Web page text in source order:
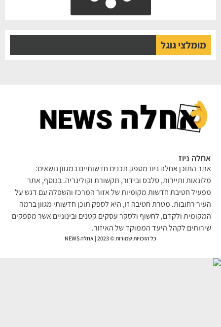
מומלצי גוגל
ניוז
התוכן אחלה ניוז מספק תכנים חדשותיים במגוון נושאים:
ותיירות, סלבס ובידור, תקשורת וקולינריה. בנוסף, אתר
חטיבת חדשות מקומיות של אזור המרכז והשפלה עם דגש על
רחובות. מטרת חטיבה זו, היא לספק תוכן חדשותי מגוון ברמה
ולקדם, לחשוף ולסקר עסקים קטנים ובינוניים אשר מספקים
לקהל היעד הממוקד של האיזור.
כל הזכויות שמורות © 2023 | אחלה NEWS